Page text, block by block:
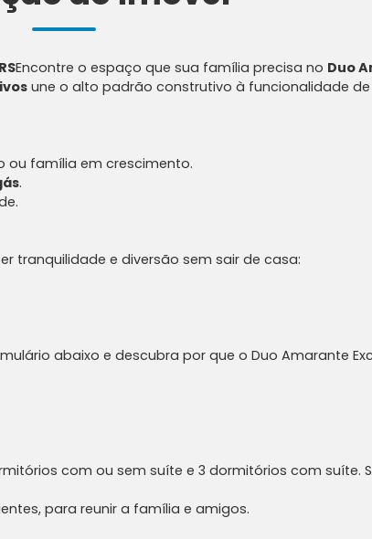
Encontre o espaço que sua família precisa no Duo
une o alto padrão construtivo à funcionalidade
ou família em crescimento.
.
tranquilidade e diversão sem sair de casa:
abaixo e descubra por que o Duo Amarante
com ou sem suíte e 3 dormitórios com suíte.
para reunir a família e amigos.